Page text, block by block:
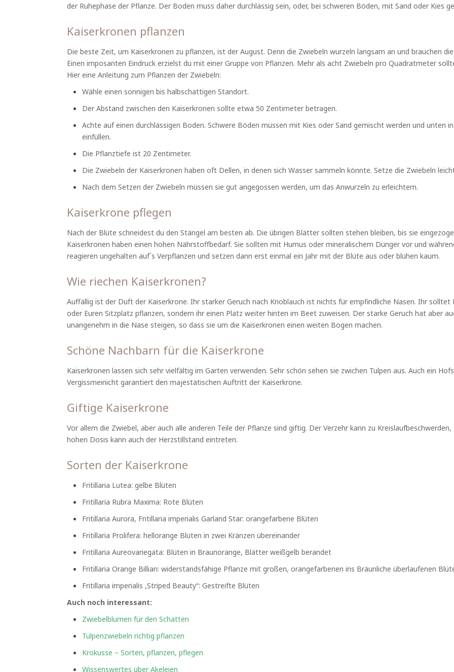
der Ruhephase der Pflanze. Der Boden muss daher durchlässig sein, oder, bei schweren Böden, mit Sand oder Kies
Kaiserkronen pflanzen
Die beste Zeit, um Kaiserkronen zu pflanzen, ist der August. Denn die Zwiebeln wurzeln langsam an und brauchen
Einen imposanten Eindruck erzielst du mit einer Gruppe von Pflanzen. Mehr als acht Zwiebeln pro Quadratmeter
Hier eine Anleitung zum Pflanzen der Zwiebeln:
Wähle einen sonnigen bis halbschattigen Standort.
Der Abstand zwischen den Kaiserkronen sollte etwa 50 Zentimeter betragen.
Achte auf einen durchlässigen Boden. Schwere Böden müssen mit Kies oder Sand gemischt werden und unten
einfüllen.
Die Pflanztiefe ist 20 Zentimeter.
Die Zwiebeln der Kaiserkronen haben oft Dellen, in denen sich Wasser sammeln könnte. Setze die Zwiebeln
Nach dem Setzen der Zwiebeln müssen sie gut angegossen werden, um das Anwurzeln zu erleichtern.
Kaiserkrone pflegen
Nach der Blüte schneidest du den Stängel am besten ab. Die übrigen Blätter sollten stehen bleiben, bis sie
Kaiserkronen haben einen hohen Nährstoffbedarf. Sie sollten mit Humus oder mineralischem Dünger vor und
reagieren ungehalten auf´s Verpflanzen und setzen dann erst einmal ein Jahr mit der Blüte aus oder blühen kaum.
Wie riechen Kaiserkronen?
Auffällig ist der Duft der Kaiserkrone. Ihr starker Geruch nach Knoblauch ist nichts für empfindliche Nasen. Ihr
oder Euren Sitzplatz pflanzen, sondern ihr einen Platz weiter hinten im Beet zuweisen. Der starke Geruch hat aber
unangenehm in die Nase steigen, so dass sie um die Kaiserkronen einen weiten Bogen machen.
Schöne Nachbarn für die Kaiserkrone
Kaiserkronen lassen sich sehr vielfältig im Garten verwenden. Sehr schön sehen sie zwichen Tulpen aus. Auch ein
Vergissmeinicht garantiert den majestätischen Auftritt der Kaiserkrone.
Giftige Kaiserkrone
Vor allem die Zwiebel, aber auch alle anderen Teile der Pflanze sind giftig. Der Verzehr kann zu
hohen Dosis kann auch der Herzstillstand eintreten.
Sorten der Kaiserkrone
Fritillaria Lutea: gelbe Blüten
Fritillaria Rubra Maxima: Rote Blüten
Fritillaria Aurora, Fritillaria imperialis Garland Star: orangefarbene Blüten
Fritillaria Prolifera: hellorange Blüten in zwei Kränzen übereinander
Fritillaria Aureovariegata: Blüten in Braunorange, Blätter weißgelb berandet
Fritillaria Orange Billian: widerstandsfähige Pflanze mit großen, orangefarbenen ins Bräunliche überlaufenen
Fritillaria imperialis ‚Striped Beauty“: Gestreifte Blüten
Auch noch interessant:
Zwiebelblumen für den Schatten
Tulpenzwiebeln richtig pflanzen
Krokusse – Sorten, pflanzen, pflegen
Wissenswertes über Akeleien